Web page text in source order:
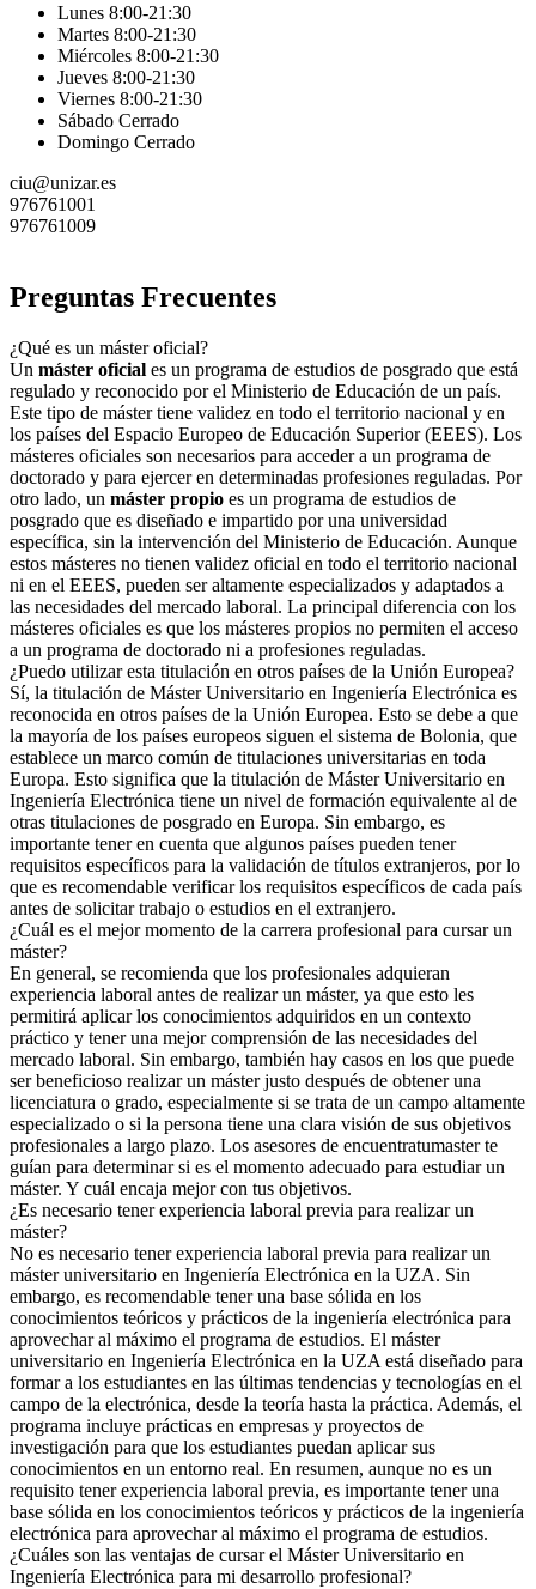
Lunes 8:00-21:30
Martes 8:00-21:30
Miércoles 8:00-21:30
Jueves 8:00-21:30
Viernes 8:00-21:30
Sábado Cerrado
Domingo Cerrado
ciu@unizar.es
976761001
976761009
Preguntas Frecuentes
¿Qué es un máster oficial?
Un máster oficial es un programa de estudios de posgrado que está
regulado y reconocido por el Ministerio de Educación de un país.
Este tipo de máster tiene validez en todo el territorio nacional y en
los países del Espacio Europeo de Educación Superior (EEES). Los
másteres oficiales son necesarios para acceder a un programa de
doctorado y para ejercer en determinadas profesiones reguladas. Por
otro lado, un máster propio es un programa de estudios de
posgrado que es diseñado e impartido por una universidad
específica, sin la intervención del Ministerio de Educación. Aunque
estos másteres no tienen validez oficial en todo el territorio nacional
ni en el EEES, pueden ser altamente especializados y adaptados a
las necesidades del mercado laboral. La principal diferencia con los
másteres oficiales es que los másteres propios no permiten el acceso
a un programa de doctorado ni a profesiones reguladas.
¿Puedo utilizar esta titulación en otros países de la Unión Europea?
Sí, la titulación de Máster Universitario en Ingeniería Electrónica es
reconocida en otros países de la Unión Europea. Esto se debe a que
la mayoría de los países europeos siguen el sistema de Bolonia, que
establece un marco común de titulaciones universitarias en toda
Europa. Esto significa que la titulación de Máster Universitario en
Ingeniería Electrónica tiene un nivel de formación equivalente al de
otras titulaciones de posgrado en Europa. Sin embargo, es
importante tener en cuenta que algunos países pueden tener
requisitos específicos para la validación de títulos extranjeros, por lo
que es recomendable verificar los requisitos específicos de cada país
antes de solicitar trabajo o estudios en el extranjero.
¿Cuál es el mejor momento de la carrera profesional para cursar un
máster?
En general, se recomienda que los profesionales adquieran
experiencia laboral antes de realizar un máster, ya que esto les
permitirá aplicar los conocimientos adquiridos en un contexto
práctico y tener una mejor comprensión de las necesidades del
mercado laboral. Sin embargo, también hay casos en los que puede
ser beneficioso realizar un máster justo después de obtener una
licenciatura o grado, especialmente si se trata de un campo altamente
especializado o si la persona tiene una clara visión de sus objetivos
profesionales a largo plazo. Los asesores de encuentratumaster te
guían para determinar si es el momento adecuado para estudiar un
máster. Y cuál encaja mejor con tus objetivos.
¿Es necesario tener experiencia laboral previa para realizar un
máster?
No es necesario tener experiencia laboral previa para realizar un
máster universitario en Ingeniería Electrónica en la UZA. Sin
embargo, es recomendable tener una base sólida en los
conocimientos teóricos y prácticos de la ingeniería electrónica para
aprovechar al máximo el programa de estudios. El máster
universitario en Ingeniería Electrónica en la UZA está diseñado para
formar a los estudiantes en las últimas tendencias y tecnologías en el
campo de la electrónica, desde la teoría hasta la práctica. Además, el
programa incluye prácticas en empresas y proyectos de
investigación para que los estudiantes puedan aplicar sus
conocimientos en un entorno real. En resumen, aunque no es un
requisito tener experiencia laboral previa, es importante tener una
base sólida en los conocimientos teóricos y prácticos de la ingeniería
electrónica para aprovechar al máximo el programa de estudios.
¿Cuáles son las ventajas de cursar el Máster Universitario en
Ingeniería Electrónica para mi desarrollo profesional?